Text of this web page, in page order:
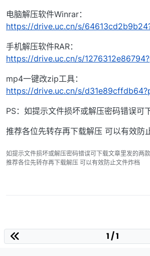
电脑解压软件Winrar：
https://drive.uc.cn/s/
手机解压软件RAR：
https://drive.uc.cn/s/
mp4一键改zip工具：
https://drive.uc.cn/s/
PS：如提示文件损坏或解压密码错误可
推荐各位先转存再下载解压 可以有效防
如提示文件损坏或解压密码错误可下载文章里发的两
推荐各位先转存再下载解压 可以有效防止文件炸档
1 / 1